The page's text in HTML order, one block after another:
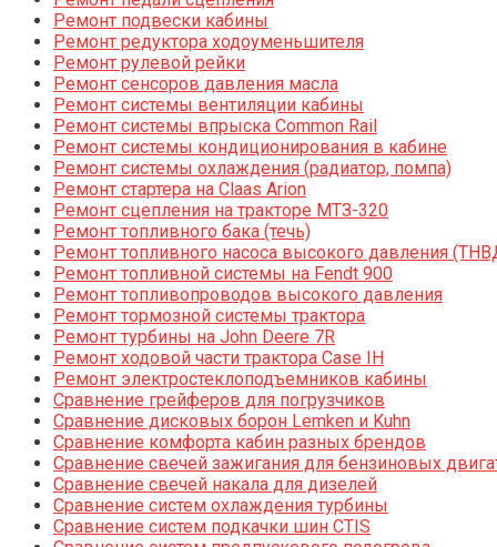
Ремонт подвески кабины
Ремонт редуктора ходоуменьшителя
Ремонт рулевой рейки
Ремонт сенсоров давления масла
Ремонт системы вентиляции кабины
Ремонт системы впрыска Common Rail
Ремонт системы кондиционирования в кабине
Ремонт системы охлаждения (радиатор, помпа)
Ремонт стартера на Claas Arion
Ремонт сцепления на тракторе МТЗ-320
Ремонт топливного бака (течь)
Ремонт топливного насоса высокого давления
Ремонт топливной системы на Fendt 900
Ремонт топливопроводов высокого давления
Ремонт тормозной системы трактора
Ремонт турбины на John Deere 7R
Ремонт ходовой части трактора Case IH
Ремонт электростеклоподъемников кабины
Сравнение грейферов для погрузчиков
Сравнение дисковых борон Lemken и Kuhn
Сравнение комфорта кабин разных брендов
Сравнение свечей зажигания для бензиновых
Сравнение свечей накала для дизелей
Сравнение систем охлаждения турбины
Сравнение систем подкачки шин CTIS